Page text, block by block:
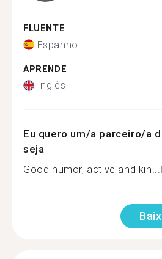
FLUENTE
Espanhol
APRENDE
Inglês
Eu quero um/a parceiro/a
seja
Good humor, active and kin...